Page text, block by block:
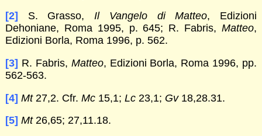
[2]
S. Grasso,Il Vangelo di Matteo, Edizioni
Dehoniane, Roma 1995, p. 645; R. Fabris,Matteo,
Edizioni Borla, Roma 1996, p. 562.
[3] R. Fabris, Matteo, Edizioni Borla, Roma 1996, pp.
562-563.
[4] Mt27,2. Cfr. Mc15,1; Lc23,1; Gv18,28.31.
[5] Mt26,65; 27,11.18.